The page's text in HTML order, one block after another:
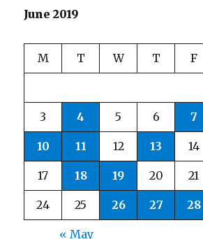
June 2019
M T W T F
3 4 5 6 7
10 11 12 13 14
17 18 19 20 21
24 25 26 27 28
« May